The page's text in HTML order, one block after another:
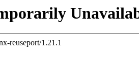
reuseport/1.21.1